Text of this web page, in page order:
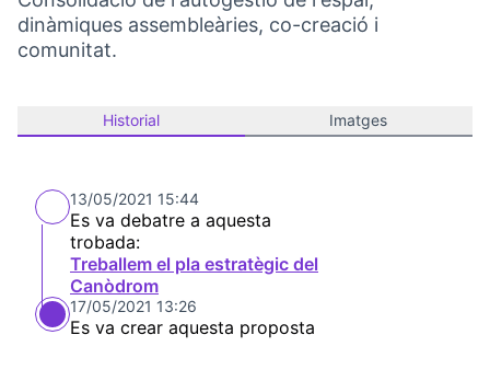
dinàmiques assembleàries, co-creació i
comunitat.
Historial Imatges
13/05/2021 15:44
Es va debatre a aquesta
trobada:
Treballem el pla estratègic del
Canòdrom
17/05/2021 13:26
Es va crear aquesta proposta